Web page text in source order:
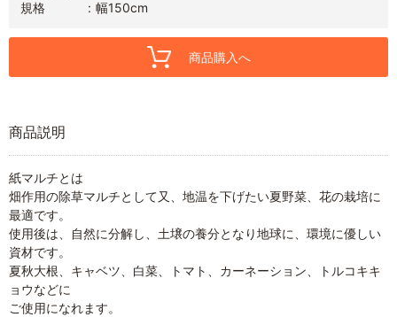
規格
幅150cm
商品購入へ
商品説明
紙マルチとは
畑作用の除草マルチとして又、地温を下げたい夏野菜、花の栽培に
最適です。
使用後は、自然に分解し、土壌の養分となり地球に、環境に優しい
資材です。
夏秋大根、キャベツ、白菜、トマト、カーネーション、トルコキキ
ョウなどに
ご使用になれます。